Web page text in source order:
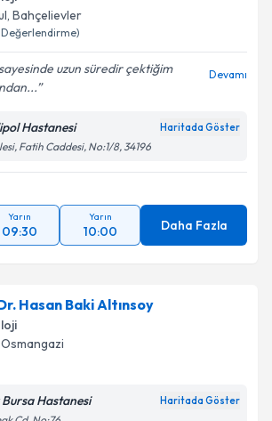
, Bahçelievler
Değerlendirme)
uzun süredir çektiğim
Devamı
Hastanesi Haritada Göster
Fatih Caddesi, No:1/8, 34196
Yarın
09:30
Yarın
10:00 Daha Fazla
Hasan Baki Altınsoy
Osmangazi
Hastanesi Haritada Göster